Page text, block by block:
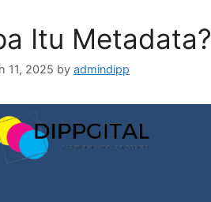
Itu Metadata?
11, 2025 by admindipp